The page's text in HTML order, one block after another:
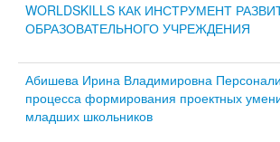
WORLDSKILLS КАК ИНСТРУМЕНТ
ОБРАЗОВАТЕЛЬНОГО УЧРЕЖДЕНИЯ
Абишева Ирина Владимировна
процесса формирования проектных
младших школьников